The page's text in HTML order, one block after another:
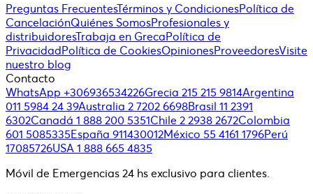
Preguntas FrecuentesTérminos y CondicionesPolítica de
CancelaciónQuiénes SomosProfesionales y
distribuidoresTrabaja en GrecaPolítica de
PrivacidadPolítica de CookiesOpinionesProveedoresVisite
nuestro blog
Contacto
WhatsApp +306936534226Grecia 215 215 9814Argentina
011 5984 24 39Australia 2 7202 6698Brasil 11 2391
6302Canadá 1 888 200 5351Chile 2 2938 2672Colombia
601 5085335España 911430012México 55 4161 1796Perú
17085726USA 1 888 665 4835
Móvil de Emergencias 24 hs exclusivo para clientes.